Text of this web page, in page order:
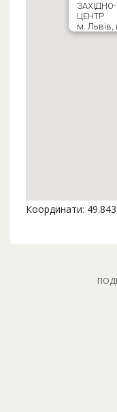
ЦЕНТР
м. Львів,
Координати: